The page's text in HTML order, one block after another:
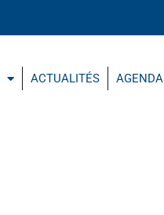
ACTUALITÉS AGENDA